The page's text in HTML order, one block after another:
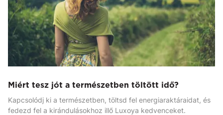
Miért tesz jót a természetben töltött idő?
Kapcsolódj ki a természetben, töltsd fel energiaraktáraidat, és
fedezd fel a kirándulásokhoz illő Luxoya kedvenceket.